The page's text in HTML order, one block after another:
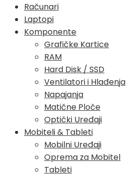
Računari
Laptopi
Komponente
Grafičke Kartice
RAM
Hard Disk / SSD
Ventilatori i Hlađenja
Napajanja
Matične Ploče
Optički Uređaji
Mobiteli & Tableti
Mobilni Uređaji
Oprema za Mobitel
Tableti